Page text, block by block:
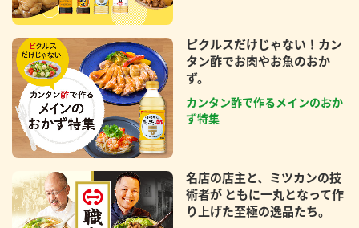
ピクルスだけじゃない！カン
タン酢でお肉やお魚のおか
ず。
カンタン酢で作るメインのおか
ず特集
名店の店主と、ミツカンの技
術者が ともに一丸となって作
り上げた至極の逸品たち。